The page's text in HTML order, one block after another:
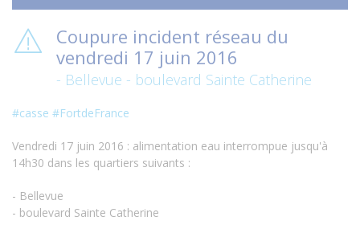
Coupure incident réseau du
vendredi 17 juin 2016
- Bellevue - boulevard Sainte Catherine
‪#‎casse‬ ‪#‎FortdeFrance‬
Vendredi 17 juin 2016 : alimentation eau interrompue jusqu'à
14h30 dans les quartiers suivants :
- Bellevue
- boulevard Sainte Catherine